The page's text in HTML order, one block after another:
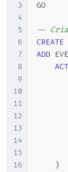
3
4
5
6
7
8
9
10
11
12
13
14
15
16
GO
--
CREATE
ADD
)